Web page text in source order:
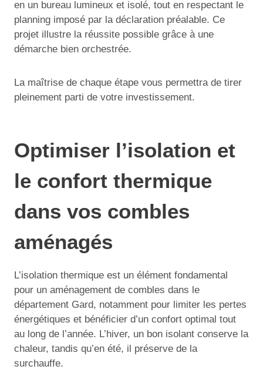
en un bureau lumineux et isolé, tout en respectant le
planning imposé par la déclaration préalable. Ce
projet illustre la réussite possible grâce à une
démarche bien orchestrée.
La maîtrise de chaque étape vous permettra de tirer
pleinement parti de votre investissement.
Optimiser l’isolation et
le confort thermique
dans vos combles
aménagés
L’isolation thermique est un élément fondamental
pour un aménagement de combles dans le
département Gard, notamment pour limiter les pertes
énergétiques et bénéficier d’un confort optimal tout
au long de l’année. L’hiver, un bon isolant conserve la
chaleur, tandis qu’en été, il préserve de la
surchauffe.